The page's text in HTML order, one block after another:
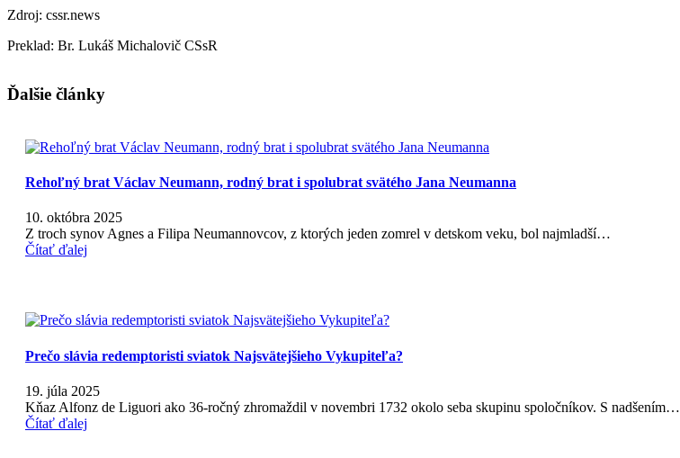
Zdroj: cssr.news
Preklad: Br. Lukáš Michalovič CSsR
Ďalšie články
Rehoľný brat Václav Neumann, rodný brat i spolubrat svätého Jana Neumanna
10. októbra 2025
Z troch synov Agnes a Filipa Neumannovcov, z ktorých jeden zomrel v detskom veku, bol najmladší…
Čítať ďalej
Prečo slávia redemptoristi sviatok Najsvätejšieho Vykupiteľa?
19. júla 2025
Kňaz Alfonz de Liguori ako 36-ročný zhromaždil v novembri 1732 okolo seba skupinu spoločníkov. S nadšením…
Čítať ďalej